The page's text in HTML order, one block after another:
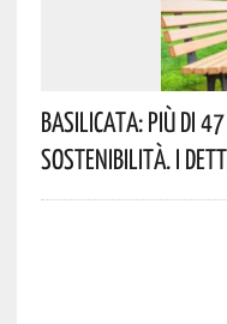
Basilicata: Più Di
Sostenibilità. I